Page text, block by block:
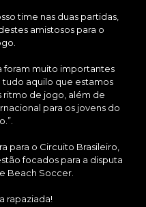
time nas duas partidas,
amistosos para o
foram muito importantes
aquilo que estamos
ritmo de jogo, além de
para os jovens do
para o Circuito Brasileiro,
focados para a disputa
Beach Soccer.
rapaziada!